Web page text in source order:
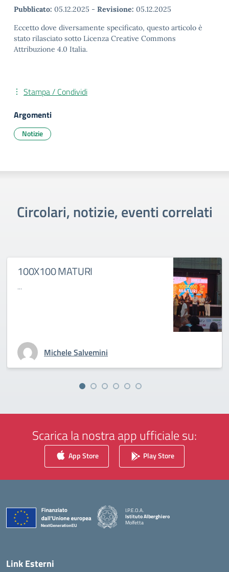
Pubblicato: 05.12.2025 - Revisione: 05.12.2025
Eccetto dove diversamente specificato, questo articolo è
stato rilasciato sotto Licenza Creative Commons
Attribuzione 4.0 Italia.
Stampa / Condividi
Argomenti
Notizie
Circolari, notizie, eventi correlati
100X100 MATURI
...
Michele Salvemini
Scarica la nostra app ufficiale su:
App Store Play Store
I.P.E.O.A.
Istituto Alberghiero
Molfetta
Link Esterni